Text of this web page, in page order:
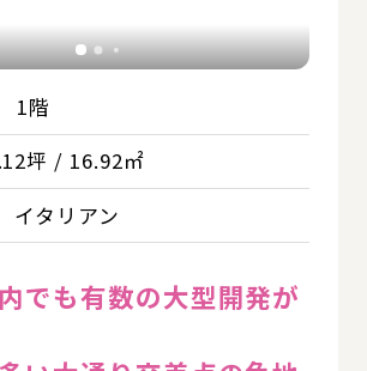
1階
坪 / 16.92㎡
イタリアン
でも有数の大型開発が